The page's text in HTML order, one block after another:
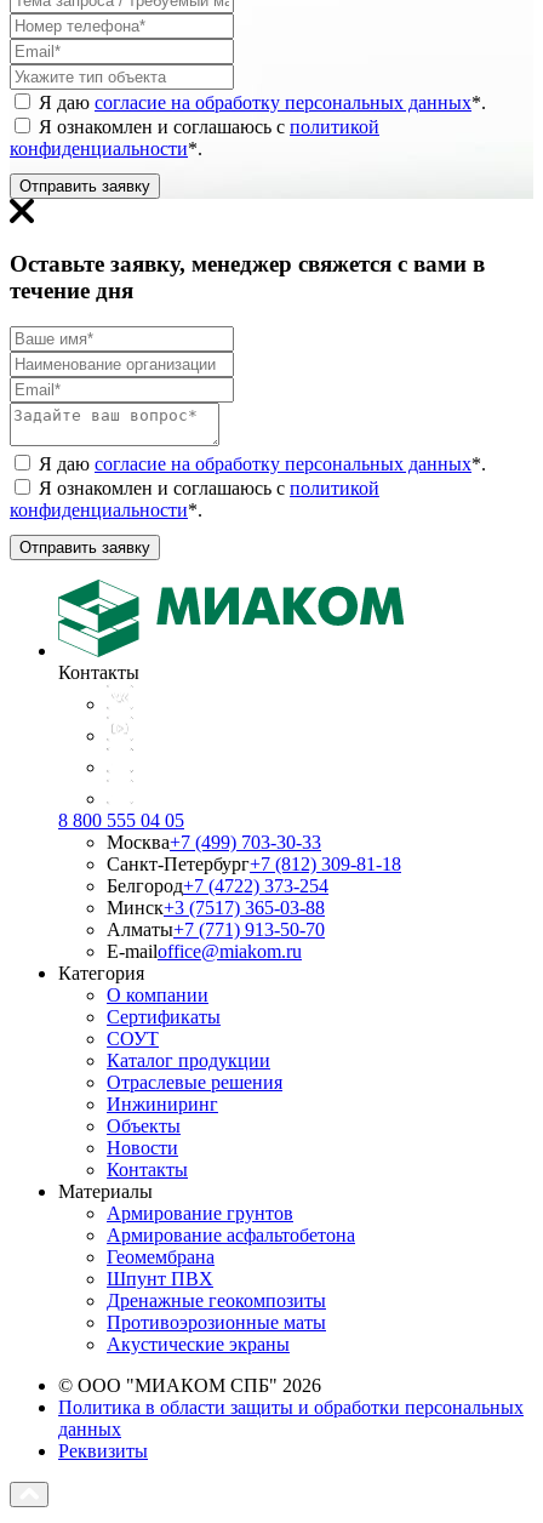
Я даю согласие на обработку персональных данных*.
Я ознакомлен и соглашаюсь с политикой
конфиденциальности*.
Отправить заявку
Оставьте заявку, менеджер свяжется с вами в
течение дня
Я даю согласие на обработку персональных данных*.
Я ознакомлен и соглашаюсь с политикой
конфиденциальности*.
Отправить заявку
Контакты
8 800 555 04 05
Москва+7 (499) 703-30-33
Санкт-Петербург+7 (812) 309-81-18
Белгород+7 (4722) 373-254
Минск+3 (7517) 365-03-88
Алматы+7 (771) 913-50-70
E-mailoffice@miakom.ru
Категория
О компании
Сертификаты
СОУТ
Каталог продукции
Отраслевые решения
Инжиниринг
Объекты
Новости
Контакты
Материалы
Армирование грунтов
Армирование асфальтобетона
Геомембрана
Шпунт ПВХ
Дренажные геокомпозиты
Противоэрозионные маты
Акустические экраны
© ООО "МИАКОМ СПБ" 2026
Политика в области защиты и обработки персональных
данных
Реквизиты